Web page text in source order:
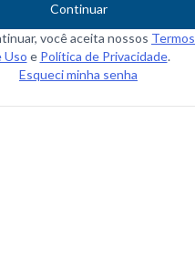
Continuar
você aceita nossos Termos
Uso e Política de Privacidade.
Esqueci minha senha